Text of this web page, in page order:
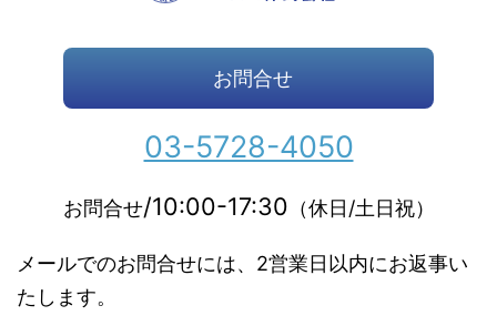
お問合せ
03-5728-4050
お問合せ/10:00-17:30 （休日/土日祝）
メールでのお問合せには、2営業日以内にお返事い
たします。